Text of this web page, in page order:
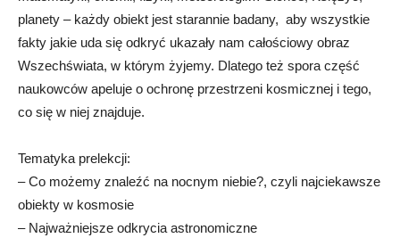
planety – każdy obiekt jest starannie badany, aby wszystkie
fakty jakie uda się odkryć ukazały nam całościowy obraz
Wszechświata, w którym żyjemy. Dlatego też spora część
naukowców apeluje o ochronę przestrzeni kosmicznej i tego,
co się w niej znajduje.
Tematyka prelekcji:
– Co możemy znaleźć na nocnym niebie?, czyli najciekawsze
obiekty w kosmosie
– Najważniejsze odkrycia astronomiczne